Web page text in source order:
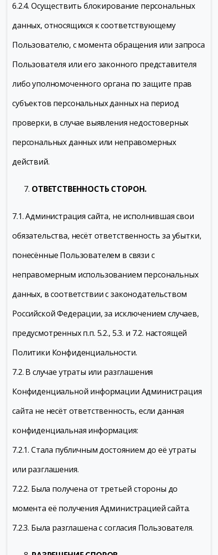
6.2.4. Осуществить блокирование персональных
данных, относящихся к соответствующему
Пользователю, с момента обращения или запроса
Пользователя или его законного представителя
либо уполномоченного органа по защите прав
субъектов персональных данных на период
проверки, в случае выявления недостоверных
персональных данных или неправомерных
действий.
ОТВЕТСТВЕННОСТЬ СТОРОН.
7.1. Администрация сайта, не исполнившая свои
обязательства, несёт ответственность за убытки,
понесённые Пользователем в связи с
неправомерным использованием персональных
данных, в соответствии с законодательством
Российской Федерации, за исключением случаев,
предусмотренных п.п. 5.2., 5.3. и 7.2. настоящей
Политики Конфиденциальности.
7.2. В случае утраты или разглашения
Конфиденциальной информации Администрация
сайта не несёт ответственность, если данная
конфиденциальная информация:
7.2.1. Стала публичным достоянием до её утраты
или разглашения.
7.2.2. Была получена от третьей стороны до
момента её получения Администрацией сайта.
7.2.3. Была разглашена с согласия Пользователя.